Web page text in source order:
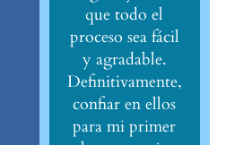
que todo el
proceso sea fácil
y agradable.
Definitivamente,
confiar en ellos
para mi primer